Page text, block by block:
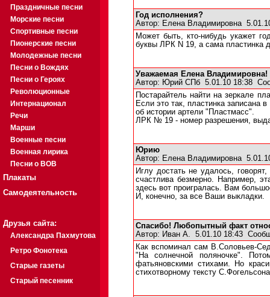
Праздничные песни
Морские песни
Спортивные песни
Пионерские песни
Молодежные песни
Песни о Вождях
Песни о Героях
Революционные
Интернационал
Речи
Марши
Военные песни
Военная лирика
Песни о ВОВ
Плакаты
Самодеятельность
Друзья сайта:
Александра Пахмутова
Ретро Фонотека
Старые газеты
Старый песенник
Год исполнения?
Автор: Елена Владимировна
Может быть, кто-нибудь укажет
буквы ЛРК N 19, а сама пластинка
Уважаемая Елена Владимировна!
Автор: Юрий СПб 5.01.10 18:38
Постарайтель найти на зеркале
Если это так, пластинка записана
об истории артели "Пластмасс".
ЛРК № 19 - номер разрешения,
Юрию
Автор: Елена Владимировна
Иглу достать не удалось,
счастлива безмерно. Например,
здесь вот проигралась. Вам
И, конечно, за все Ваши выкладки.
Спасибо! Любопытный факт
Автор: Иван А. 5.01.10 18:43
Как вспоминал сам В.Соловьев-
"На солнечной поляночке".
фатьяновскими стихами. Но
стихотворному тексту